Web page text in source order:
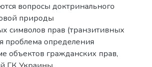
вопросы доктринального
природы
символов прав (транзитивных
проблема определения
объектов гражданских прав,